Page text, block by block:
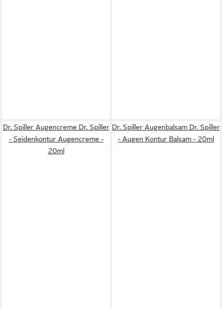
Dr. Spiller Augencreme Dr. Spiller
- Seidenkontur Augencreme -
20ml
Dr. Spiller Augenbalsam Dr. Spiller
- Augen Kontur Balsam - 20ml